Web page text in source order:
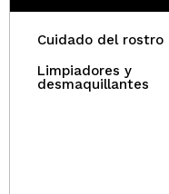
Cuidado del rostro
Limpiadores y
desmaquillantes